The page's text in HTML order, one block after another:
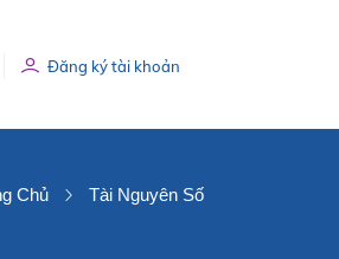
Đăng ký tài khoản
Chủ Tài Nguyên Số